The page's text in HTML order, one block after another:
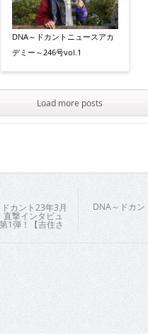
DNA～ドカントニュースアカ
デミー～246号vol.1
Load more posts
カント23年3月
直撃インタビュ
1弾！【吉住さ
DNA～ドカン